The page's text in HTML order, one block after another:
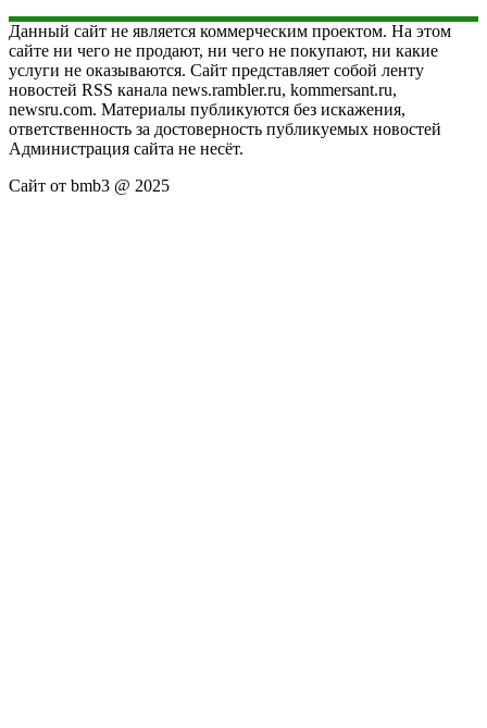
Данный сайт не является коммерческим проектом. На этом
сайте ни чего не продают, ни чего не покупают, ни какие
услуги не оказываются. Сайт представляет собой ленту
новостей RSS канала news.rambler.ru, kommersant.ru,
newsru.com. Материалы публикуются без искажения,
ответственность за достоверность публикуемых новостей
Администрация сайта не несёт.
Сайт от bmb3 @ 2025